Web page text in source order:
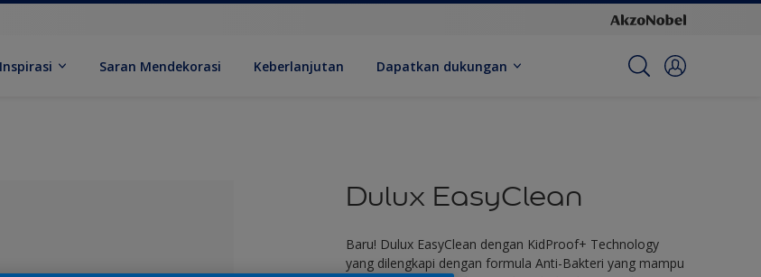
Inspirasi Saran Mendekorasi Keberlanjutan Dapatkan dukungan
Dulux EasyClean
Baru! Dulux EasyClean dengan KidProof+ Technology
yang dilengkapi dengan formula Anti-Bakteri yang mampu